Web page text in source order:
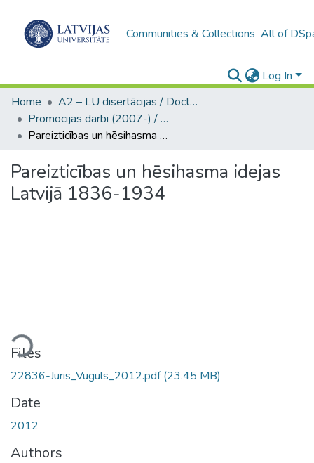
Communities & Collections All of
Log In
Home
A2 – LU disertācijas / Doctoral theses UL
Promocijas darbi (2007-) / Theses PhD
Pareizticības un hēsihasma idejas Latvijā 1836-1934
Pareizticības un hēsihasma idejas
Latvijā 1836-1934
Files
22836-Juris_Vuguls_2012.pdf(23.45 MB)
Date
2012
Authors